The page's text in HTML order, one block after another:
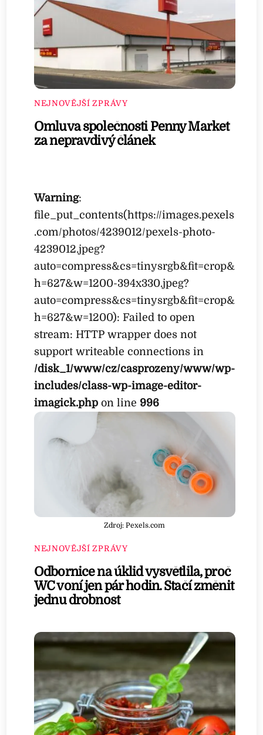
NEJNOVĚJŠÍ ZPRÁVY
Omluva společnosti Penny Market
za nepravdivý článek
Warning:
file_put_contents(https://images.pexels
.com/photos/4239012/pexels-photo-
4239012.jpeg?
auto=compress&cs=tinysrgb&fit=crop&
h=627&w=1200-394x330.jpeg?
auto=compress&cs=tinysrgb&fit=crop&
h=627&w=1200): Failed to open
stream: HTTP wrapper does not
support writeable connections in
/disk_1/www/cz/casprozeny/www/wp-
includes/class-wp-image-editor-
imagick.php on line 996
Zdroj: Pexels.com
NEJNOVĚJŠÍ ZPRÁVY
Odbornice na úklid vysvětlila, proč
WC voní jen pár hodin. Stačí změnit
jednu drobnost